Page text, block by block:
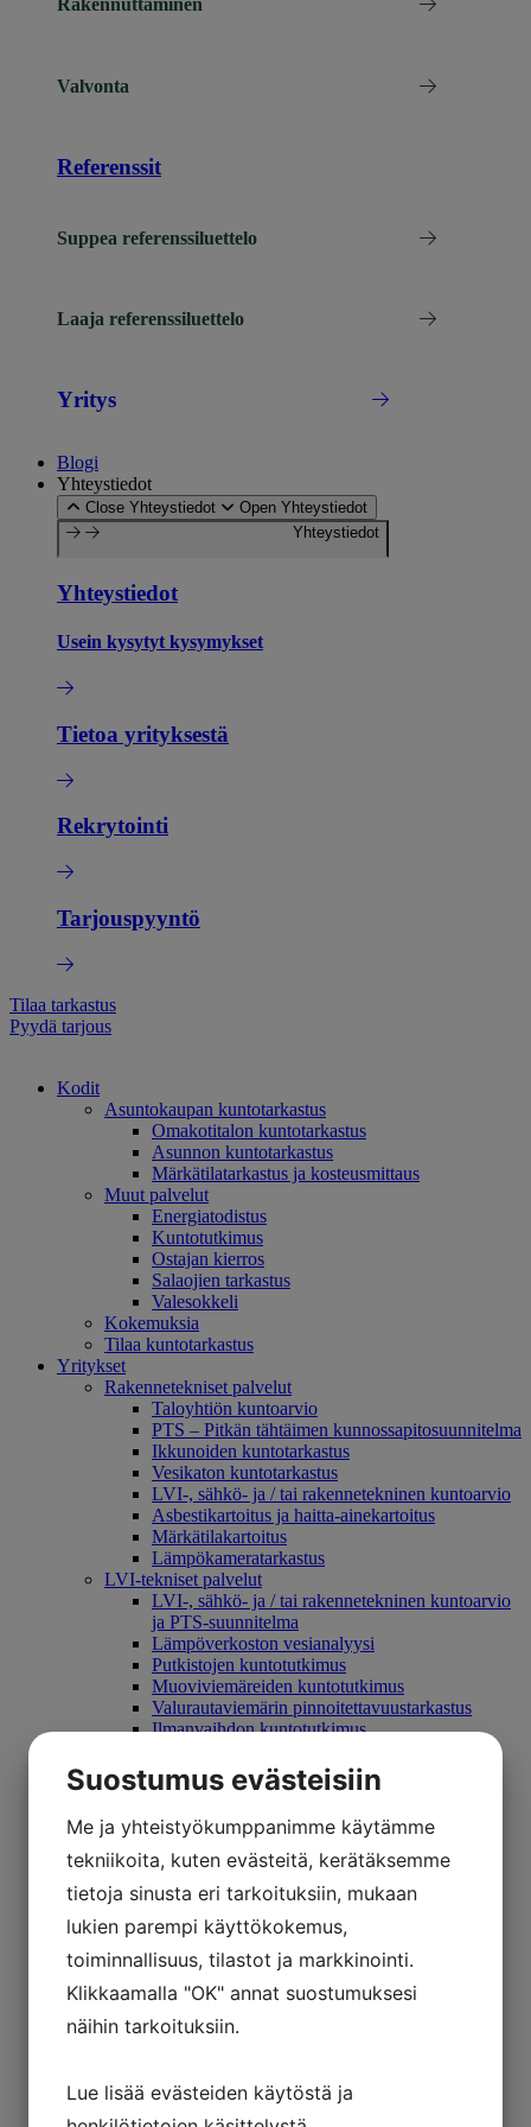
Rakennuttaminen
Valvonta
Referenssit
Suppea referenssiluettelo
Laaja referenssiluettelo
Yritys
Blogi
Yhteystiedot
Close Yhteystiedot
Open Yhteystiedot
Yhteystiedot
Yhteystiedot
Usein kysytyt kysymykset
Tietoa yrityksestä
Rekrytointi
Tarjouspyyntö
Tilaa tarkastus
Pyydä tarjous
Kodit
Asuntokaupan kuntotarkastus
Omakotitalon kuntotarkastus
Asunnon kuntotarkastus
Märkätilatarkastus ja kosteusmittaus
Muut palvelut
Energiatodistus
Kuntotutkimus
Ostajan kierros
Salaojien tarkastus
Valesokkeli
Kokemuksia
Tilaa kuntotarkastus
Yritykset
Rakennetekniset palvelut
Taloyhtiön kuntoarvio
PTS – Pitkän tähtäimen kunnossapitosuunnitelma
Ikkunoiden kuntotarkastus
Vesikaton kuntotarkastus
LVI-, sähkö- ja / tai rakennetekninen kuntoarvio
Asbestikartoitus ja haitta-ainekartoitus
Märkätilakartoitus
Lämpökameratarkastus
LVI-tekniset palvelut
LVI-, sähkö- ja / tai rakennetekninen kuntoarvio
ja PTS-suunnitelma
Lämpöverkoston vesianalyysi
Putkistojen kuntotutkimus
Muoviviemäreiden kuntotutkimus
Valurautaviemärin pinnoitettavuustarkastus
Ilmanvaihdon kuntotutkimus
Sähkötekniset palvelut
Sähkötekniset tarkastukset
Kosteustekninen kuntotutkimus
Olosuhdemittaus
Hankepalvelut
Hankesuunnittelu
Rakennuttaminen
Valvonta
Yritys
Referenssit
Suppea referenssiluettelo
Yhteystiedot
Suostumus evästeisiin
Me ja yhteistyökumppanimme käytämme
tekniikoita, kuten evästeitä, kerätäksemme
tietoja sinusta eri tarkoituksiin, mukaan
lukien parempi käyttökokemus,
toiminnallisuus, tilastot ja markkinointi.
Klikkaamalla "OK" annat suostumuksesi
näihin tarkoituksiin.
Lue lisää evästeiden käytöstä ja